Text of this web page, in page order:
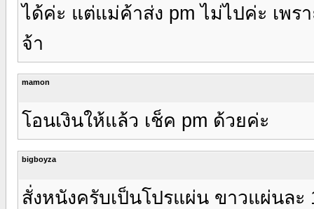
ได้ค่ะ แต่แม่ค้าส่ง pm ไม่ไปค่ะ เพ
จ้า
mamon
โอนเงินให้แล้ว เช็ค pm ด้วยค่ะ
bigboyza
สั่งหนังครับเป็นโปรแผ่น ขาวแผ่นละ